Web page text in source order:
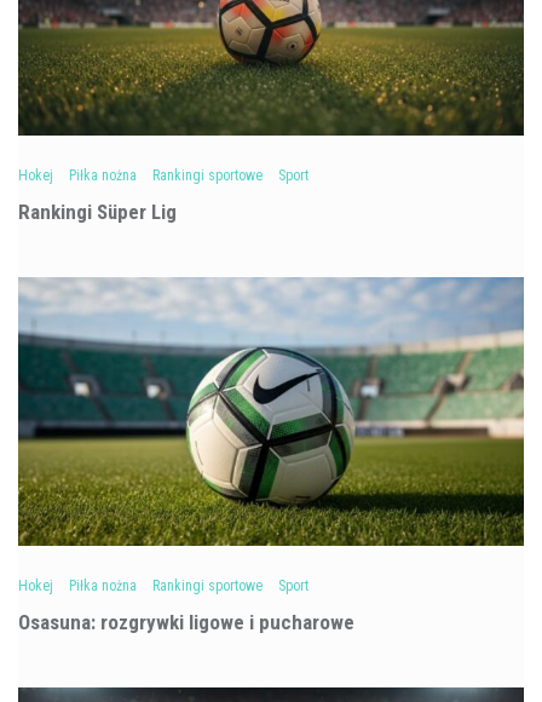
Hokej Piłka nożna Rankingi sportowe Sport
Rankingi Süper Lig
Hokej Piłka nożna Rankingi sportowe Sport
Osasuna: rozgrywki ligowe i pucharowe